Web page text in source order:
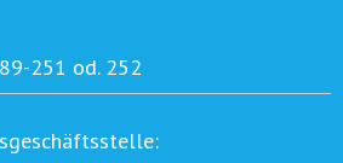
251 od. 252